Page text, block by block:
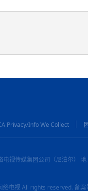
Privacy/Info We Collect
电视传媒集团公司（尼泊尔） 地
电视 All rights reserved. 备